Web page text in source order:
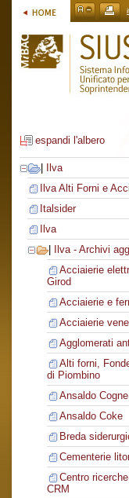
espandi l'albero
Ilva
Ilva Alti Forni e
Italsider
Ilva
Ilva - Archivi
Acciaierie
Girod
Acciaierie e
Acciaierie
Agglomerati
Alti forni,
di Piombino
Ansaldo Cogne
Ansaldo Coke
Breda
Cementerie
Centro
CRM